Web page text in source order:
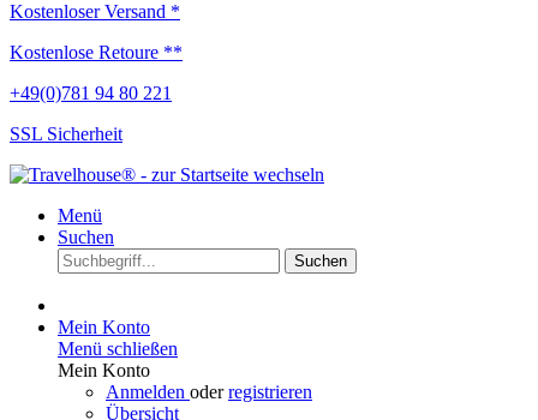
Kostenloser Versand *
Kostenlose Retoure **
+49(0)781 94 80 221
SSL Sicherheit
Menü
Suchen
Suchen
Mein Konto
Menü schließen
Mein Konto
Anmelden oderregistrieren
Übersicht